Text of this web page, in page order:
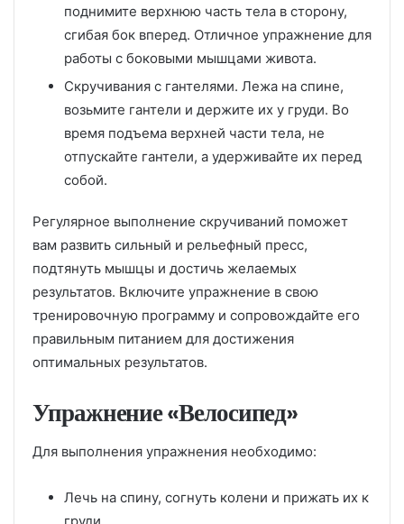
поднимите верхнюю часть тела в сторону,
сгибая бок вперед. Отличное упражнение для
работы с боковыми мышцами живота.
Скручивания с гантелями. Лежа на спине,
возьмите гантели и держите их у груди. Во
время подъема верхней части тела, не
отпускайте гантели, а удерживайте их перед
собой.
Регулярное выполнение скручиваний поможет
вам развить сильный и рельефный пресс,
подтянуть мышцы и достичь желаемых
результатов. Включите упражнение в свою
тренировочную программу и сопровождайте его
правильным питанием для достижения
оптимальных результатов.
Упражнение «Велосипед»
Для выполнения упражнения необходимо:
Лечь на спину, согнуть колени и прижать их к